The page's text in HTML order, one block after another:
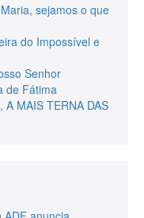
sejamos o que
do Impossível e
Senhor
de Fátima
A MAIS TERNA DAS